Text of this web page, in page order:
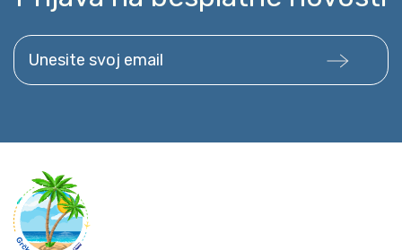
Unesite svoj email